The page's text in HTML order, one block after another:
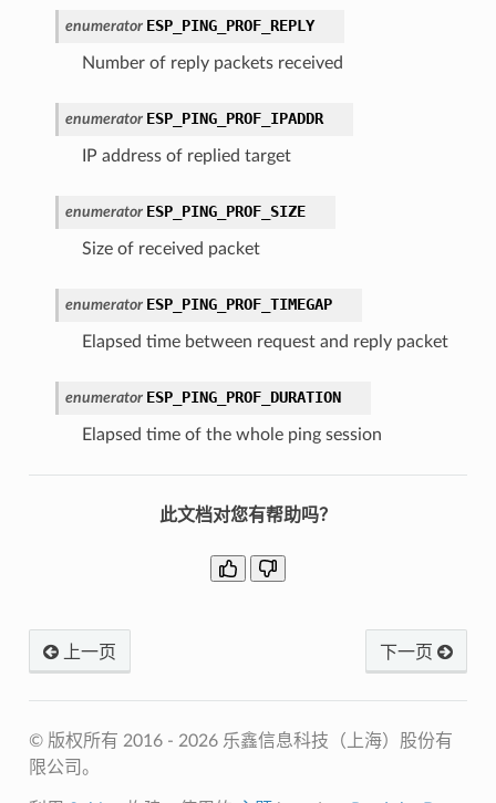
enumerator ESP_PING_PROF_REPLY
Number of reply packets received
enumerator ESP_PING_PROF_IPADDR
IP address of replied target
enumerator ESP_PING_PROF_SIZE
Size of received packet
enumerator ESP_PING_PROF_TIMEGAP
Elapsed time between request and reply packet
enumerator ESP_PING_PROF_DURATION
Elapsed time of the whole ping session
此文档对您有帮助吗？
上一页 下一页
© 版权所有 2016 - 2026 乐鑫信息科技（上海）股份有
限公司。